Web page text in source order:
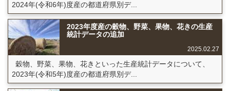
2024年(令和6年)度産の都道府県別デ...
2023年度産の穀物、野菜、果物、花きの生産
統計データの追加
2025.02.27
穀物、野菜、果物、花きといった生産統計データについて、
2023年(令和5年)度産の都道府県別デ...